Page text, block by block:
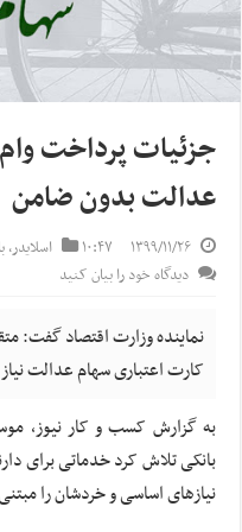
جزئیات پرداخت
عدالت بدون ضامن
۱۳۹۹/۱۱/۲۶ ۱۰:۴۷ اسلایدر,
دیدگاه خود را بیان کنید
نماینده وزارت اقتصاد گفت:
کارت اعتباری سهام عدالت
به گزارش کسب و کار نیوز،
بانکی تلاش کرد خدماتی برای
نیاز‌های اساسی‌ و خردشان را